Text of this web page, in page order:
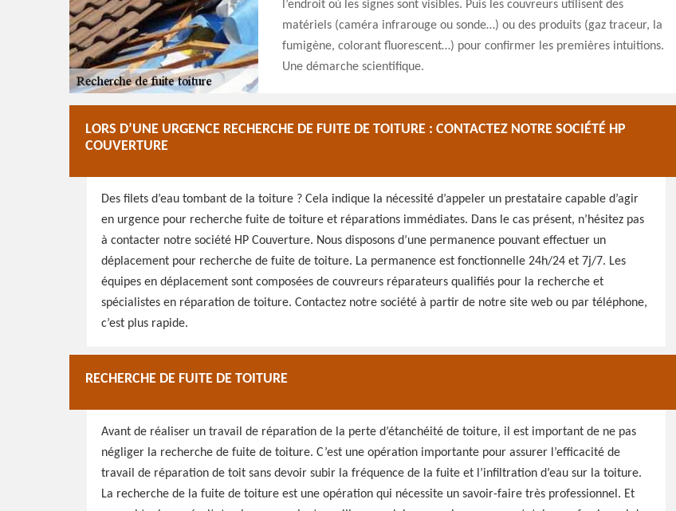
l’endroit où les signes sont visibles. Puis les couvreurs utilisent des
matériels (caméra infrarouge ou sonde…) ou des produits (gaz traceur, la
fumigène, colorant fluorescent…) pour confirmer les premières intuitions.
Une démarche scientifique.
LORS D’UNE URGENCE RECHERCHE DE FUITE DE TOITURE : CONTACTEZ NOTRE SOCIÉTÉ HP
COUVERTURE
Des filets d’eau tombant de la toiture ? Cela indique la nécessité d’appeler un prestataire capable d’agir
en urgence pour recherche fuite de toiture et réparations immédiates. Dans le cas présent, n’hésitez pas
à contacter notre société HP Couverture. Nous disposons d’une permanence pouvant effectuer un
déplacement pour recherche de fuite de toiture. La permanence est fonctionnelle 24h/24 et 7j/7. Les
équipes en déplacement sont composées de couvreurs réparateurs qualifiés pour la recherche et
spécialistes en réparation de toiture. Contactez notre société à partir de notre site web ou par téléphone,
c’est plus rapide.
RECHERCHE DE FUITE DE TOITURE
Avant de réaliser un travail de réparation de la perte d’étanchéité de toiture, il est important de ne pas
négliger la recherche de fuite de toiture. C’est une opération importante pour assurer l’efficacité de
travail de réparation de toit sans devoir subir la fréquence de la fuite et l’infiltration d’eau sur la toiture.
La recherche de la fuite de toiture est une opération qui nécessite un savoir-faire très professionnel. Et